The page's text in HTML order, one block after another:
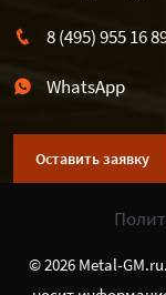
8 (495) 955 16
WhatsApp
Оставить заявку
© 2026 Metal-